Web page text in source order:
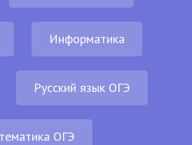
Информатика
Русский язык ОГЭ
ОГЭ